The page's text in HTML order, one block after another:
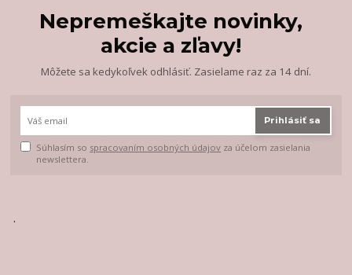
Nepremeškajte novinky,
akcie a zľavy!
Môžete sa kedykoľvek odhlásiť. Zasielame raz za 14 dní.
Prihlásiť sa
Súhlasím so spracovaním osobných údajov za účelom zasielania
newslettera.
.